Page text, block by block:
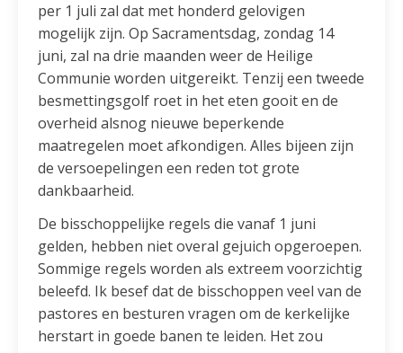
per 1 juli zal dat met honderd gelovigen
mogelijk zijn. Op Sacramentsdag, zondag 14
juni, zal na drie maanden weer de Heilige
Communie worden uitgereikt. Tenzij een tweede
besmettingsgolf roet in het eten gooit en de
overheid alsnog nieuwe beperkende
maatregelen moet afkondigen. Alles bijeen zijn
de versoepelingen een reden tot grote
dankbaarheid.
De bisschoppelijke regels die vanaf 1 juni
gelden, hebben niet overal gejuich opgeroepen.
Sommige regels worden als extreem voorzichtig
beleefd. Ik besef dat de bisschoppen veel van de
pastores en besturen vragen om de kerkelijke
herstart in goede banen te leiden. Het zou